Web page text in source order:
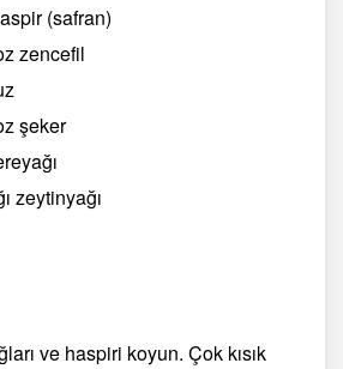
(safran)
zencefil
şeker
zeytinyağı
ve haspiri koyun. Çok kısık